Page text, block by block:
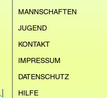
MANNSCHAFTEN
JUGEND
KONTAKT
IMPRESSUM
DATENSCHUTZ
HILFE